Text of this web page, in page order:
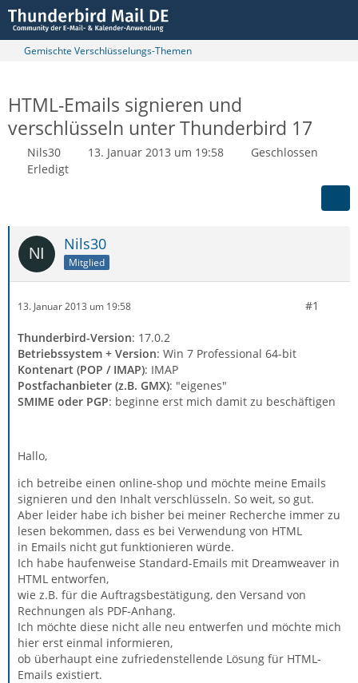
Gemischte Verschlüsselungs-Themen
HTML-Emails signieren und
verschlüsseln unter Thunderbird 17
Nils30 13. Januar 2013 um 19:58
Geschlossen
Erledigt
Nils30
Mitglied
13. Januar 2013 um 19:58 #1
Thunderbird-Version: 17.0.2
Betriebssystem + Version: Win 7 Professional 64-bit
Kontenart (POP / IMAP): IMAP
Postfachanbieter (z.B. GMX): "eigenes"
SMIME oder PGP: beginne erst mich damit zu beschäftigen
Hallo,
ich betreibe einen online-shop und möchte meine Emails
signieren und den Inhalt verschlüsseln. So weit, so gut.
Aber leider habe ich bisher bei meiner Recherche immer zu
lesen bekommen, dass es bei Verwendung von HTML
in Emails nicht gut funktionieren würde.
Ich habe haufenweise Standard-Emails mit Dreamweaver in
HTML entworfen,
wie z.B. für die Auftragsbestätigung, den Versand von
Rechnungen als PDF-Anhang.
Ich möchte diese nicht alle neu entwerfen und möchte mich
hier erst einmal informieren,
ob überhaupt eine zufriedenstellende Lösung für HTML-
Emails existiert.